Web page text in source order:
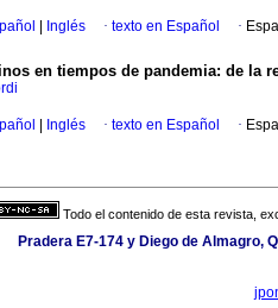
Inglés · texto en Español ·
en tiempos de pandemia: de la
Inglés · texto en Español ·
Todo el contenido de esta revista,
Pradera E7-174 y Diego de Almagro,